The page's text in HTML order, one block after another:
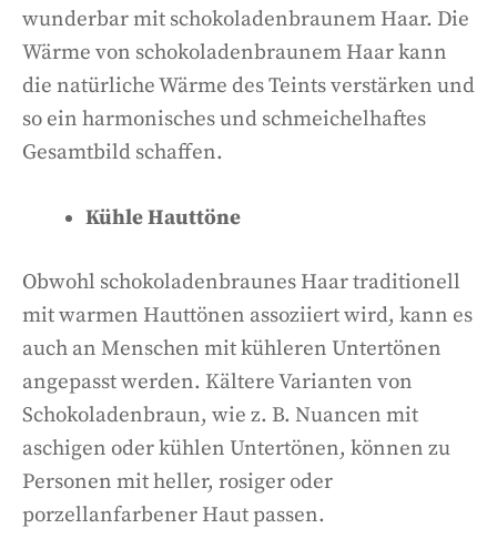
wunderbar mit schokoladenbraunem Haar. Die
Wärme von schokoladenbraunem Haar kann
die natürliche Wärme des Teints verstärken und
so ein harmonisches und schmeichelhaftes
Gesamtbild schaffen.
Kühle Hauttöne
Obwohl schokoladenbraunes Haar traditionell
mit warmen Hauttönen assoziiert wird, kann es
auch an Menschen mit kühleren Untertönen
angepasst werden. Kältere Varianten von
Schokoladenbraun, wie z. B. Nuancen mit
aschigen oder kühlen Untertönen, können zu
Personen mit heller, rosiger oder
porzellanfarbener Haut passen.